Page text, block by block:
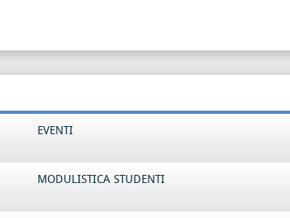
EVENTI
MODULISTICA STUDENTI